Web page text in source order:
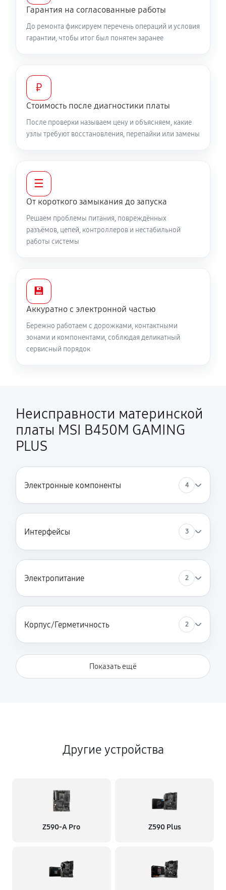
Гарантия на согласованные работы
До ремонта фиксируем перечень операций и условия
гарантии, чтобы итог был понятен заранее
₽
Стоимость после диагностики платы
После проверки называем цену и объясняем, какие
узлы требуют восстановления, перепайки или замены
☰
От короткого замыкания до запуска
Решаем проблемы питания, повреждённых
разъёмов, цепей, контроллеров и нестабильной
работы системы
💾
Аккуратно с электронной частью
Бережно работаем с дорожками, контактными
зонами и компонентами, соблюдая деликатный
сервисный порядок
Неисправности материнской
платы MSI B450M GAMING
PLUS
Электронные компоненты 4
Интерфейсы 3
Электропитание 2
Корпус/Герметичность 2
Показать ещё
Другие устройства
Z590-A Pro Z590 Plus